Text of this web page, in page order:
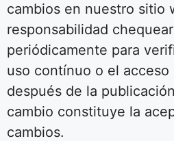
cambios en nuestro sitio
responsabilidad
periódicamente para
uso contínuo o el
después de la
cambio constituye la
cambios.